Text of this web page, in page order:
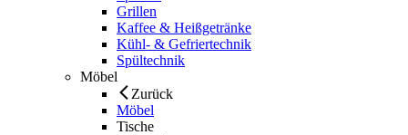
Grillen
Kaffee & Heißgetränke
Kühl- & Gefriertechnik
Spültechnik
Möbel
Zurück
Möbel
Tische